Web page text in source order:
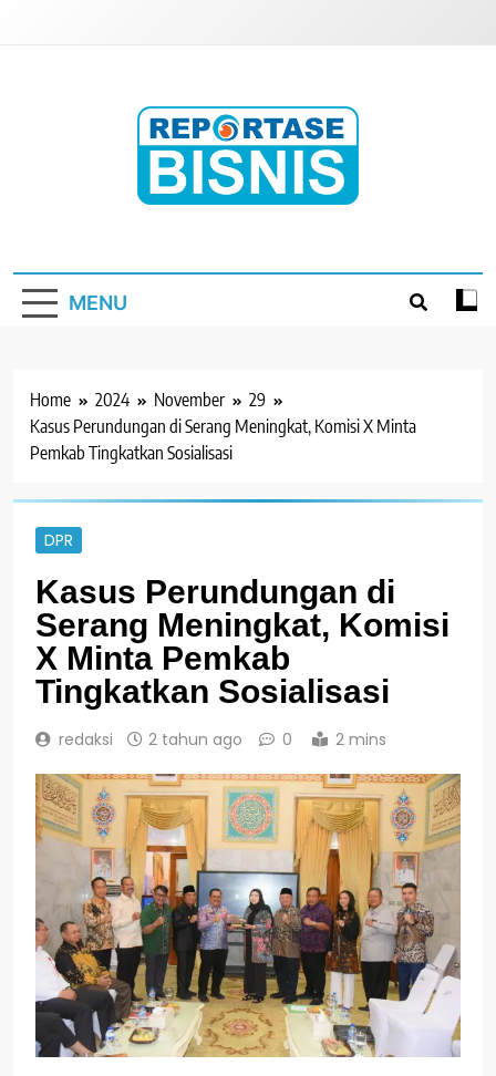
MENU
Home 2024 November
29
Kasus Perundungan di Serang Meningkat, Komisi X Minta
Pemkab Tingkatkan Sosialisasi
DPR
Kasus Perundungan di
Serang Meningkat, Komisi
X Minta Pemkab
Tingkatkan Sosialisasi
redaksi 2 tahun ago 0 2 mins